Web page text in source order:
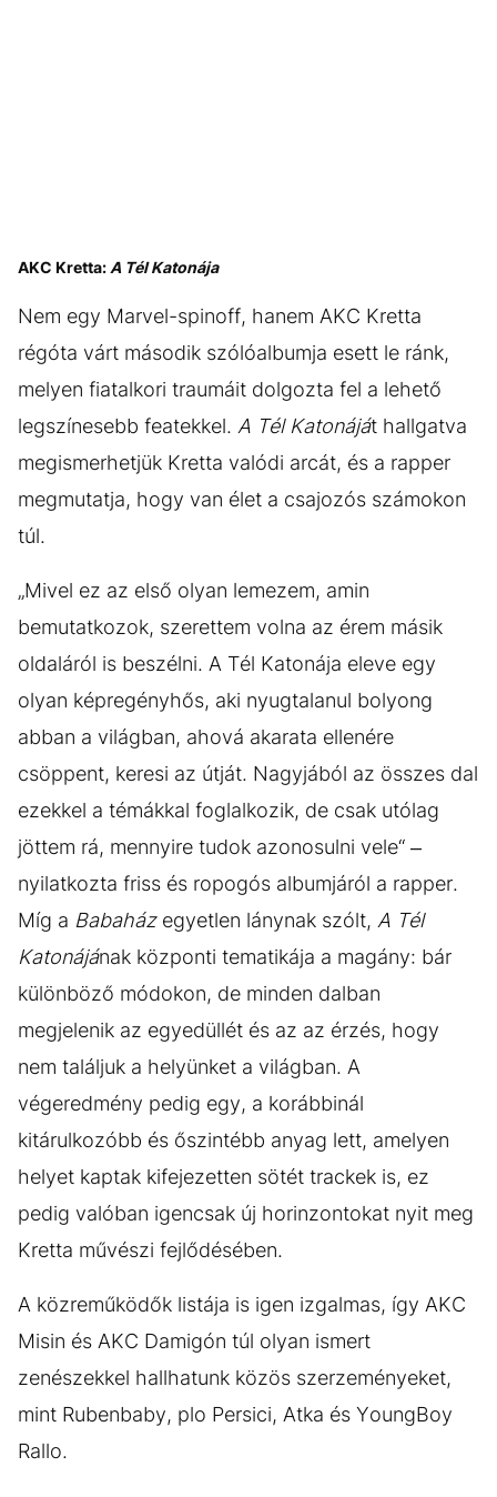
AKC Kretta: A Tél Katonája
Nem egy Marvel-spinoff, hanem AKC Kretta
régóta várt második szólóalbumja esett le ránk,
melyen fiatalkori traumáit dolgozta fel a lehető
legszínesebb featekkel. A Tél Katonáját hallgatva
megismerhetjük Kretta valódi arcát, és a rapper
megmutatja, hogy van élet a csajozós számokon
túl.
„Mivel ez az első olyan lemezem, amin
bemutatkozok, szerettem volna az érem másik
oldaláról is beszélni. A Tél Katonája eleve egy
olyan képregényhős, aki nyugtalanul bolyong
abban a világban, ahová akarata ellenére
csöppent, keresi az útját. Nagyjából az összes dal
ezekkel a témákkal foglalkozik, de csak utólag
jöttem rá, mennyire tudok azonosulni vele“ –
nyilatkozta friss és ropogós albumjáról a rapper.
Míg a Babaházegyetlen lánynak szólt, A Tél
Katonájának központi tematikája a magány: bár
különböző módokon, de minden dalban
megjelenik az egyedüllét és az az érzés, hogy
nem találjuk a helyünket a világban. A
végeredmény pedig egy, a korábbinál
kitárulkozóbb és őszintébb anyag lett, amelyen
helyet kaptak kifejezetten sötét trackek is, ez
pedig valóban igencsak új horinzontokat nyit meg
Kretta művészi fejlődésében.
A közreműködők listája is igen izgalmas, így AKC
Misin és AKC Damigón túl olyan ismert
zenészekkel hallhatunk közös szerzeményeket,
mint Rubenbaby, plo Persici, Atka és YoungBoy
Rallo.